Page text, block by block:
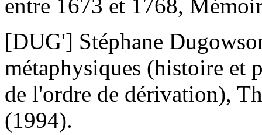
entre 1673 et 1768,
[DUG'] Stéphane
métaphysiques (histoire et
de l'ordre de dérivation),
(1994).